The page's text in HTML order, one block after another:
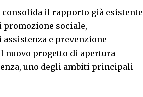
il rapporto già esistente
sociale,
e prevenzione
nuovo progetto di apertura
uno degli ambiti principali